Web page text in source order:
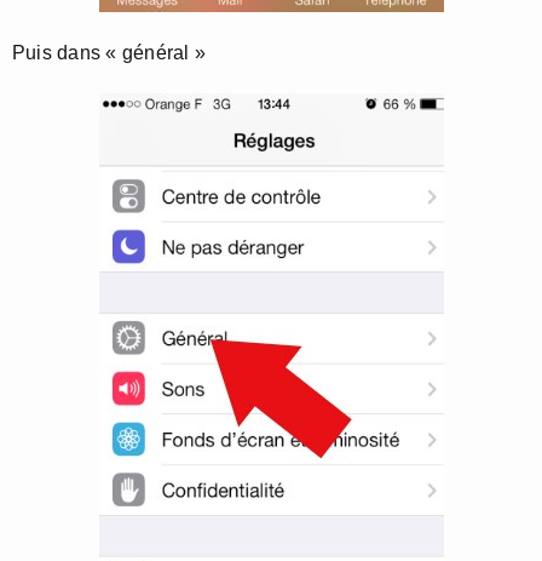
Puis dans « général »